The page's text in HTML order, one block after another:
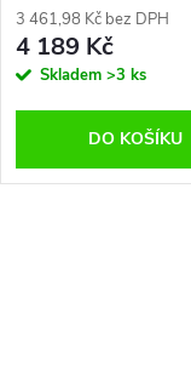
3 461,98 Kč bez DPH
4 189 Kč
Skladem >3 ks
DO KOŠÍKU